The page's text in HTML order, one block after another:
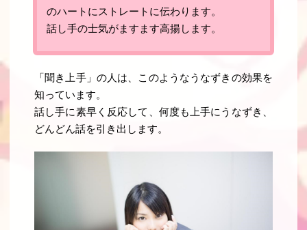
のハートにストレートに伝わります。
話し手の士気がますます高揚します。
「聞き上手」の人は、このようなうなずきの効果を
知っています。
話し手に素早く反応して、何度も上手にうなずき、
どんどん話を引き出します。